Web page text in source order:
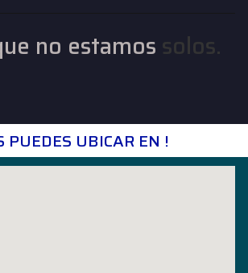
no estamos solos.
PUEDES UBICAR EN !